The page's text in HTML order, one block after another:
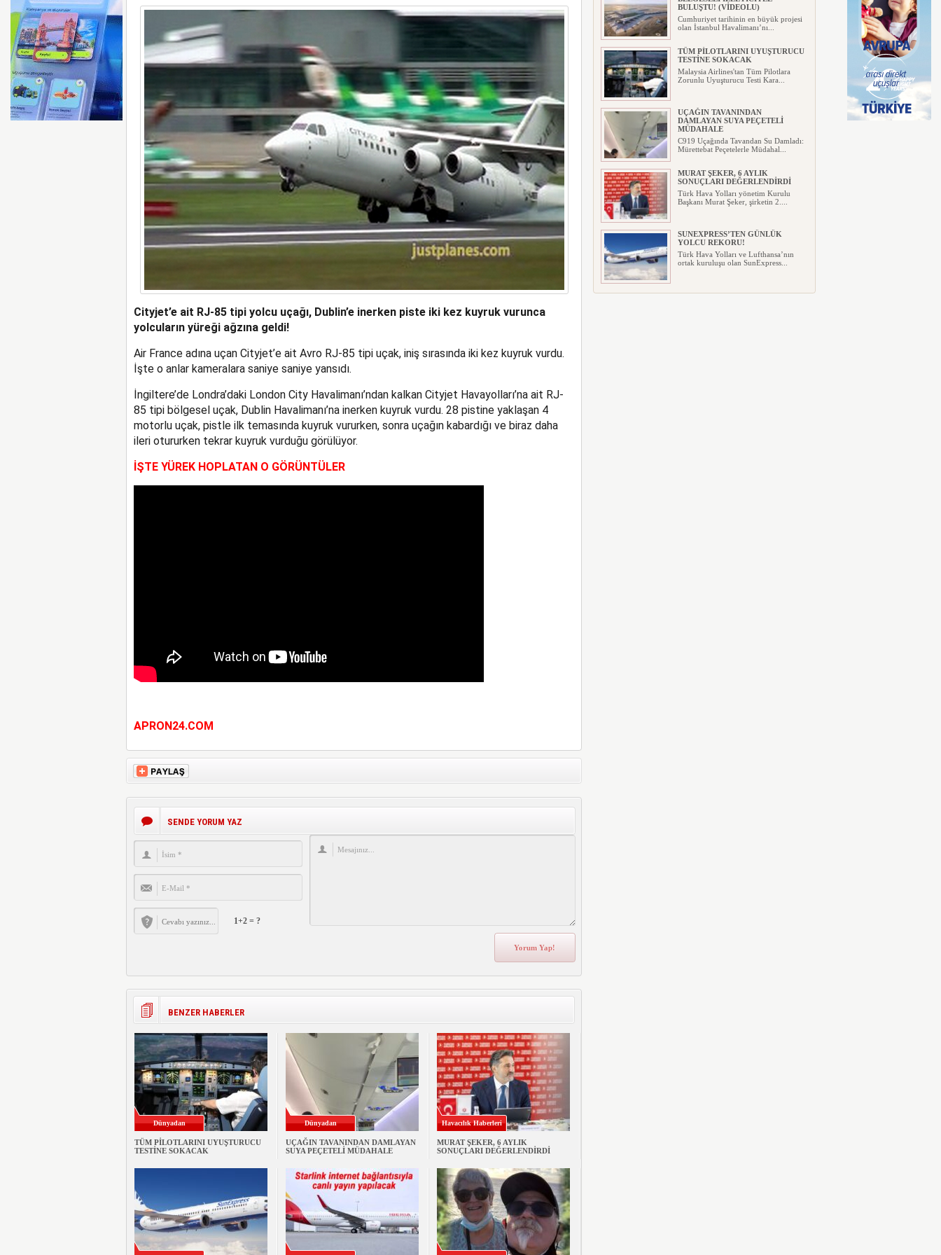
AYJET’E AİT EĞİTİM UÇAĞI KAZA KRIMA UĞRADI
Cityjet’e ait RJ-85 tipi yolcu uçağı, Dublin’e inerken piste iki kez kuyruk vurunca
yolcuların yüreği ağzına geldi!
Air France adına uçan Cityjet’e ait Avro RJ-85 tipi uçak, iniş sırasında iki kez kuyruk vurdu.
İşte o anlar kameralara saniye saniye yansıdı.
İngiltere’de Londra’daki London City Havalimanı’ndan kalkan Cityjet Havayolları’na ait RJ-
85 tipi bölgesel uçak, Dublin Havalimanı’na inerken kuyruk vurdu. 28 pistine yaklaşan 4
motorlu uçak, pistle ilk temasında kuyruk vururken, sonra uçağın kabardığı ve biraz daha
ileri otururken tekrar kuyruk vurduğu görülüyor.
İŞTE YÜREK HOPLATAN O GÖRÜNTÜLER
APRON24.COM
SENDE YORUM YAZ
1+2 = ?
BENZER HABERLER
Dünyadan
TÜM PİLOTLARINI UYUŞTURUCU
TESTİNE SOKACAK
Dünyadan
UÇAĞIN TAVANINDAN DAMLAYAN
SUYA PEÇETELİ MÜDAHALE
Havacılık Haberleri
MURAT ŞEKER, 6 AYLIK
SONUÇLARI DEĞERLENDİRDİ
BULUŞTU! (VİDEOLU)
Cumhuriyet tarihinin en büyük projesi
olan İstanbul Havalimanı’nı...
TÜM PİLOTLARINI UYUŞTURUCU
TESTİNE SOKACAK
Malaysia Airlines'tan Tüm Pilotlara
Zorunlu Uyuşturucu Testi Kara...
UÇAĞIN TAVANINDAN
DAMLAYAN SUYA PEÇETELİ
MÜDAHALE
C919 Uçağında Tavandan Su Damladı:
Mürettebat Peçetelerle Müdahal...
MURAT ŞEKER, 6 AYLIK
SONUÇLARI DEĞERLENDİRDİ
Türk Hava Yolları yönetim Kurulu
Başkanı Murat Şeker, şirketin 2....
SUNEXPRESS’TEN GÜNLÜK
YOLCU REKORU!
Türk Hava Yolları ve Lufthansa’nın
ortak kuruluşu olan SunExpress...
IBERYA HAVAYOLLARI GÜNEŞ